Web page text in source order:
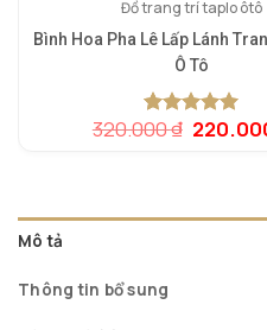
Đồ trang trí taplo ôtô
Bình Hoa Pha Lê Lấp Lánh
Ô Tô
5.00trên 5
1
320.000₫ Giá
Mô tả
Thông tin bổ sung